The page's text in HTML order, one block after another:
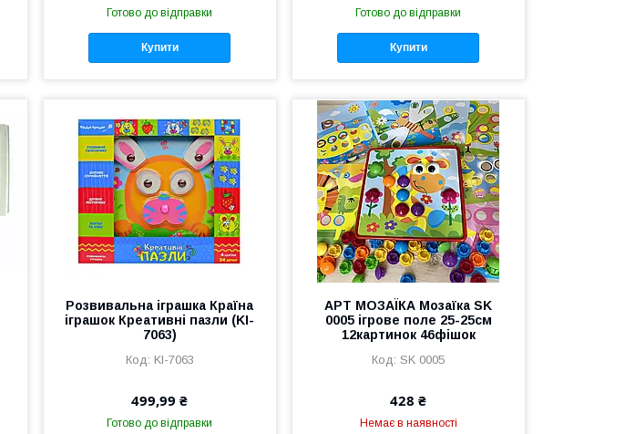
Готово до відправки
Купити
Готово до відправки
Купити
Розвивальна іграшка Країна
іграшок Креативні пазли (KI-
7063)
KI-7063
499,99 ₴
Готово до відправки
АРТ МОЗАЇКА Мозаїка SK
0005 ігрове поле 25-25см
12картинок 46фішок
SK 0005
428 ₴
Немає в наявності